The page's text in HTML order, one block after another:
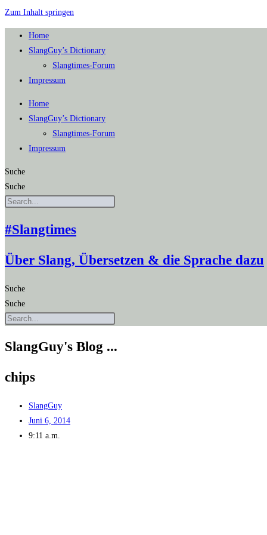
Zum Inhalt springen
Home
SlangGuy’s Dic­tion­a­ry
Slang­times-Forum
Impres­sum
Home
SlangGuy’s Dic­tion­a­ry
Slang­times-Forum
Impres­sum
Suche
Suche
#Slangtimes
Über Slang, Übersetzen & die Sprache dazu
Suche
Suche
SlangGuy's Blog ...
chips
SlangGuy
Juni 6, 2014
9:11 a.m.